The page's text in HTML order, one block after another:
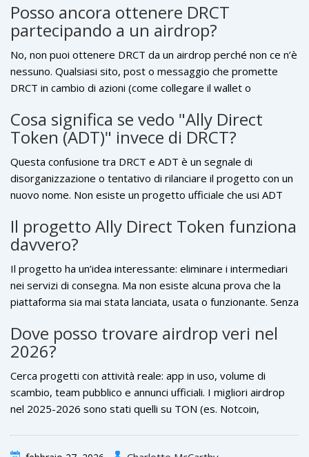
Posso ancora ottenere DRCT
partecipando a un airdrop?
No, non puoi ottenere DRCT da un airdrop perché non ce n’è
nessuno. Qualsiasi sito, post o messaggio che promette
DRCT in cambio di azioni (come collegare il wallet o
circolazione, quindi non possono essere distribuiti.
Cosa significa se vedo "Ally Direct
Token (ADT)" invece di DRCT?
Questa confusione tra DRCT e ADT è un segnale di
disorganizzazione o tentativo di rilanciare il progetto con un
nuovo nome. Non esiste un progetto ufficiale che usi ADT
investitori. Non fidarti di progetti che cambiano nome senza
comunicazione chiara.
Il progetto Ally Direct Token funziona
davvero?
Il progetto ha un’idea interessante: eliminare i intermediari
nei servizi di consegna. Ma non esiste alcuna prova che la
piattaforma sia mai stata lanciata, usata o funzionante. Senza
whitepaper senza implementazione. L’idea non è la stessa
della realizzazione.
Dove posso trovare airdrop veri nel
2026?
Cerca progetti con attività reale: app in uso, volume di
scambio, team pubblico e annunci ufficiali. I migliori airdrop
nel 2025-2026 sono stati quelli su TON (es. Notcoin,